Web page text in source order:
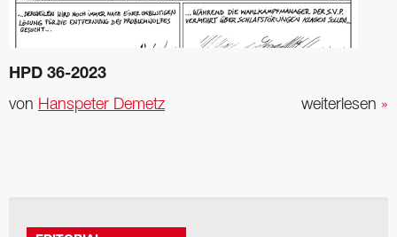
HPD 36-2023
weiterlesen »
von Hanspeter Demetz